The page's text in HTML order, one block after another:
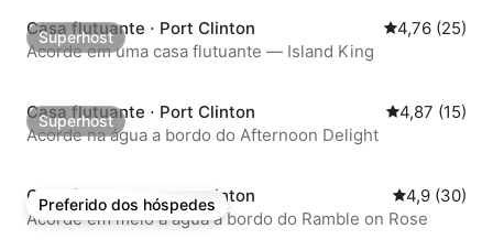
Superhost
Superhost
Casa flutuante ⋅ Port Clinton 4,76 de uma
4,76 (25)
Acorde em uma casa flutuante — Island King
Superhost
Superhost
Casa flutuante ⋅ Port Clinton 4,87 de uma
4,87 (15)
Acorde na água a bordo do Afternoon Delight
Preferido dos hóspedes
Preferido dos hóspedes
Casa flutuante ⋅ Port Clinton 4,9 de uma
4,9 (30)
Acorde em meio à água a bordo do Ramble on Rose